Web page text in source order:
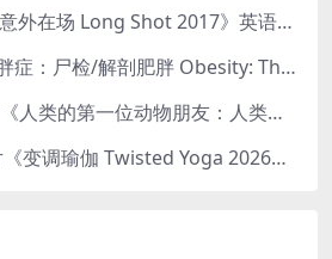
Netflix纪录片《意外在场 Long Shot 2017》英语中字 720P/NKV/1.06GB 美国谋杀误判案件
BBC纪录片《肥胖症：尸检/解剖肥胖 Obesity: The Post Mortem 2016》英语中英双字 无水印纯净版 1080P/MKV/1.03G
Boreales纪录片《人类的第一位动物朋友：人类和狗的神奇故事 Man’s First Friend 2018》英语中英双字 1080P/MP4/1.8G 狗的神奇故事
AppleTV纪录片《变调瑜伽 Twisted Yoga 2026》全3集 英语中英双字 无水印纯净版 1080P/MKV/10G 瑜伽大师背后的真相